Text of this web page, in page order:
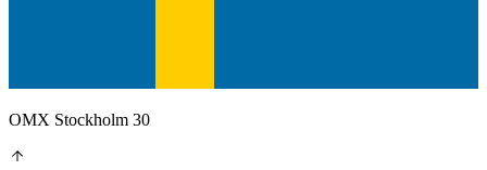
OMX Stockholm 30